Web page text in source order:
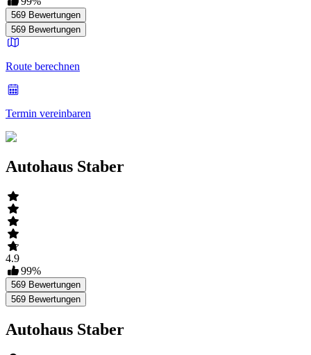
569 Bewertungen
569 Bewertungen
Route berechnen
Termin vereinbaren
Autohaus Staber
4.9
99%
569 Bewertungen
569 Bewertungen
Autohaus Staber